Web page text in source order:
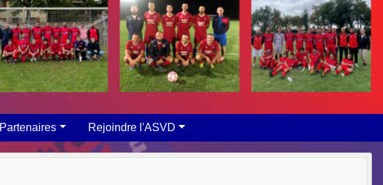
Partenaires Rejoindre l'ASVD